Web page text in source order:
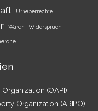
Urheberrechte
Waren Widerspruch
(OAPI)
Organization (ARIPO)